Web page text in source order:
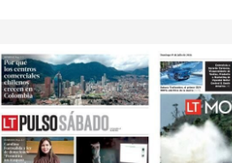
Opens in new window Opens in